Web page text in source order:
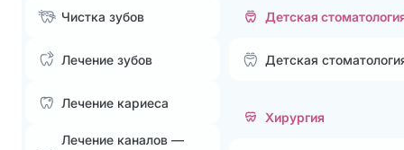
Чистка зубов
Лечение зубов
Лечение кариеса
Лечение каналов —
Детская
Детская
Хирургия